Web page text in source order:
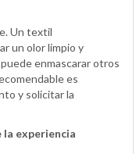
Un textil
un olor limpio y
enmascarar otros
es
y solicitar la
experiencia